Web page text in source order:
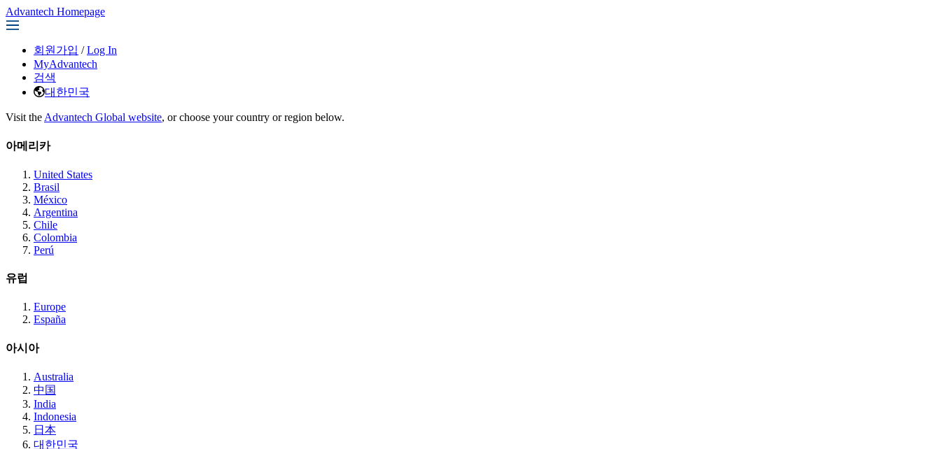
Advantech Homepage
회원가입 / Log In
MyAdvantech
검색
대한민국
Visit the Advantech Global website, or choose your country or region below.
아메리카
United States
Brasil
México
Argentina
Chile
Colombia
Perú
유럽
Europe
España
아시아
Australia
中国
India
Indonesia
日本
대한민국